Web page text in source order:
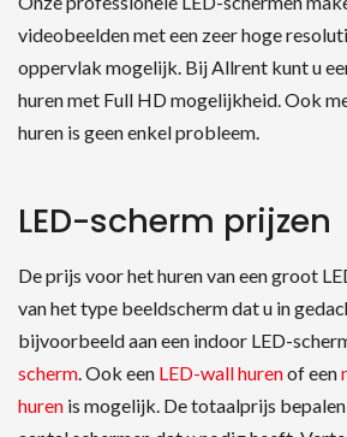
videobeelden met een zeer hoge
oppervlak mogelijk. Bij Allrent kunt u
huren met Full HD mogelijkheid. Ook
huren is geen enkel probleem.
LED-scherm prijzen
De prijs voor het huren van een groot
van het type beeldscherm dat u in
bijvoorbeeld aan een indoor LED-
scherm . Ook een LED-wall hurenof een
huren is mogelijk. De totaalprijs